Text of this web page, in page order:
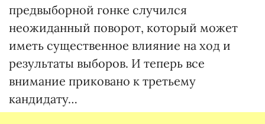
предвыборной гонке случился
неожиданный поворот, который может
иметь существенное влияние на ход и
результаты выборов. И теперь все
внимание приковано к третьему
кандидату…